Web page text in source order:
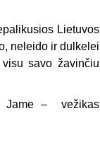
Lietuvos
neleido ir dulkelei
savo žavinčiu
Jame – vežikas